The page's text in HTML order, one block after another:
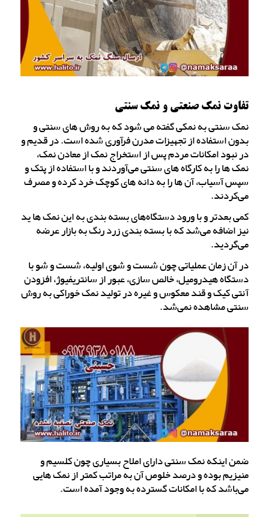
تفاوت نمک صنعتی و نمک سنتی
نمک سنتی به نمکی گفته می شود که به روش های سنتی و
بدون استفاده از تجهیزات مدرن فرآوری شده است. در قدیم و
در نبود امکانات مردم پس از استخراج نمک از معادن نمک،
نمک ها را به کارگاه های سنتی می‌آوردند و با استفاده از پتک و
سپس آسیاب، آن ها را به دانه های کوچک خرد کرده و مصرف
می‌کردند.
کمی بعدتر و با ورود دستگاه‌های بسته بندی به این نمک ها ید
نیز اضافه می‌شد که با بسته بندی زرد رنگ به بازار عرضه
می‌گردید.
در آن زمان عملیاتی چون شست و شوی اولیه، شست و شو با
دستگاه هیدرومیل، خالص سازی، عبور از سانتریفیوژ، افزودن
آنتی کیک و قند معکوس و غیره در تولید نمک خوراکی به روش
سنتی مشاهده نمی‌شد.
ضمن اینکه نمک سنتی دارای املاح بسیاری چون کلسیم و
منیزیم بوده و درصد خلوص آن به مراتب کمتر از نمک هایی
می‌باشد که با امکانات گسترده به وجود آمده است.